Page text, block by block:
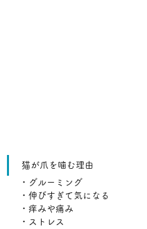
猫が爪を噛む理由
・グルーミング
・伸びすぎて気になる
・痒みや痛み
・ストレス